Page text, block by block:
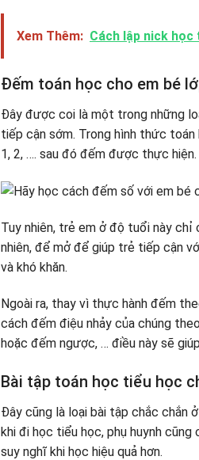
Xem Thêm: Cách lập nick
Đếm toán học cho em bé
Đây được coi là một trong những
tiếp cận sớm. Trong hình thức toán
1, 2, …. sau đó đếm được thực hiện.
Tuy nhiên, trẻ em ở độ tuổi này
nhiên, để mở để giúp trẻ tiếp cận
và khó khăn.
Ngoài ra, thay vì thực hành đếm
cách đếm điệu nhảy của chúng
hoặc đếm ngược, … điều này sẽ
Bài tập toán học tiểu học
Đây cũng là loại bài tập chắc chắn
khi đi học tiểu học, phụ huynh
suy nghĩ khi học hiệu quả hơn.